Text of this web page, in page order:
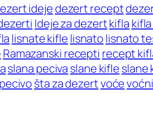
ideje dezert recept
Ideje za dezertkifla
lisnate kifle lisnato lisnato
Ramazanski recepti recept
slana peciva slane kifle slane
šta za dezertvoćevoćni